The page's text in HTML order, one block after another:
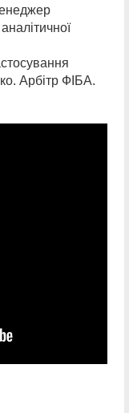
Арбітр ФІБА.